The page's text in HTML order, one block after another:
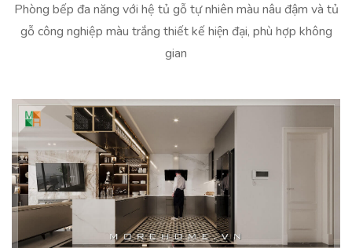
Phòng bếp đa năng với hệ tủ gỗ tự nhiên màu nâu đậm và tủ
gỗ công nghiệp màu trắng thiết kế hiện đại, phù hợp không
gian